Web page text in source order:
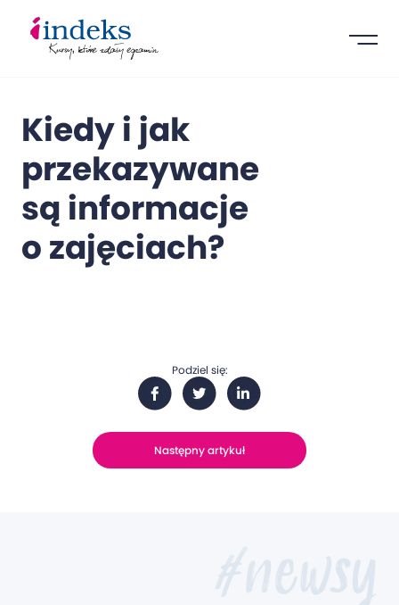
Kiedy i jak
przekazywane
są informacje
o zajęciach?
Podziel się:
Następny artykuł